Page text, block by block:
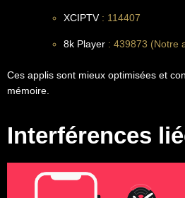
XCIPTV: 114407
8k Player : 439873 (Notre
Ces applis sont mieux optimisées et
mémoire.
Interférences